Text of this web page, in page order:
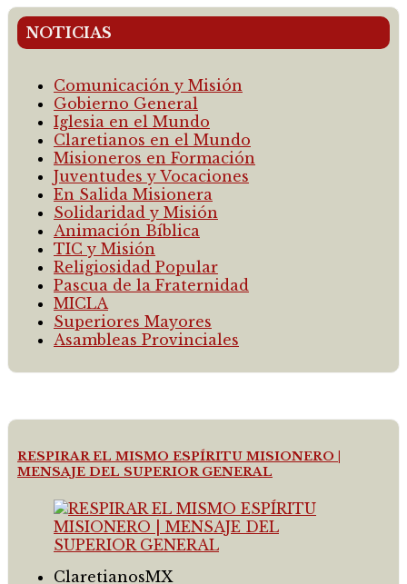
NOTICIAS
Comunicación y Misión
Gobierno General
Iglesia en el Mundo
Claretianos en el Mundo
Misioneros en Formación
Juventudes y Vocaciones
En Salida Misionera
Solidaridad y Misión
Animación Bíblica
TIC y Misión
Religiosidad Popular
Pascua de la Fraternidad
MICLA
Superiores Mayores
Asambleas Provinciales
RESPIRAR EL MISMO ESPÍRITU MISIONERO |
MENSAJE DEL SUPERIOR GENERAL
ClaretianosMX